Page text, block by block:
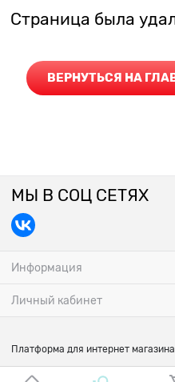
Страница была
ВЕРНУТЬСЯ НА
МЫ В СОЦ СЕТЯХ
Информация
Личный кабинет
Платформа для интернет магазина